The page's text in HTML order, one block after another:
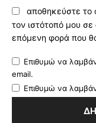
αποθηκεύστε το
τον ιστότοπό μου
επόμενη φορά που
Επιθυμώ να
email.
Επιθυμώ να